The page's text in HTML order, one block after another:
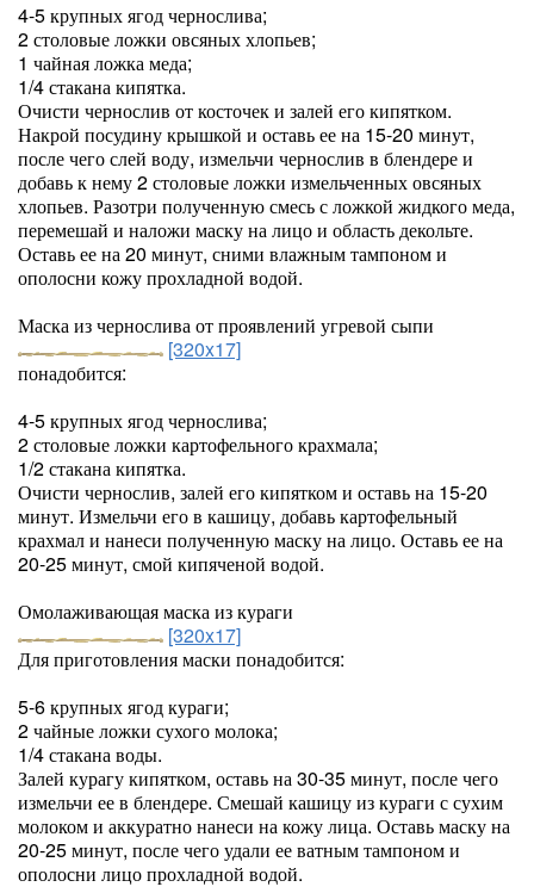
4-5 крупных ягод чернослива;
2 столовые ложки овсяных хлопьев;
1 чайная ложка меда;
1/4 стакана кипятка.
Очисти чернослив от косточек и залей его кипятком.
Накрой посудину крышкой и оставь ее на 15-20 минут,
после чего слей воду, измельчи чернослив в блендере и
добавь к нему 2 столовые ложки измельченных овсяных
хлопьев. Разотри полученную смесь с ложкой жидкого меда,
перемешай и наложи маску на лицо и область декольте.
Оставь ее на 20 минут, сними влажным тампоном и
ополосни кожу прохладной водой.
Маска из чернослива от проявлений угревой сыпи
[320x17]
понадобится:
4-5 крупных ягод чернослива;
2 столовые ложки картофельного крахмала;
1/2 стакана кипятка.
Очисти чернослив, залей его кипятком и оставь на 15-20
минут. Измельчи его в кашицу, добавь картофельный
крахмал и нанеси полученную маску на лицо. Оставь ее на
20-25 минут, смой кипяченой водой.
Омолаживающая маска из кураги
[320x17]
Для приготовления маски понадобится:
5-6 крупных ягод кураги;
2 чайные ложки сухого молока;
1/4 стакана воды.
Залей курагу кипятком, оставь на 30-35 минут, после чего
измельчи ее в блендере. Смешай кашицу из кураги с сухим
молоком и аккуратно нанеси на кожу лица. Оставь маску на
20-25 минут, после чего удали ее ватным тампоном и
ополосни лицо прохладной водой.